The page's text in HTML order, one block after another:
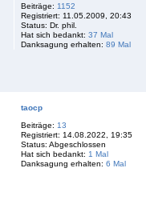
Beiträge: 1152
Registriert: 11.05.2009, 20:43
Status: Dr. phil.
Hat sich bedankt: 37 Mal
Danksagung erhalten: 89 Mal
taocp
Beiträge: 13
Registriert: 14.08.2022, 19:35
Status: Abgeschlossen
Hat sich bedankt: 1 Mal
Danksagung erhalten: 6 Mal